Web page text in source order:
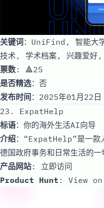
关键词：UniFind, 智能大
技术, 学术档案, 兴趣爱好
票数: 🔺25
是否精选：否
发布时间 ：2025年01月22
23. ExpatHelp
标语：你的海外生活AI向导
介绍：“ExpatHelp”是一款
德国政府事务和日常生活的一
产品网站: 立即访问
Product Hunt : View